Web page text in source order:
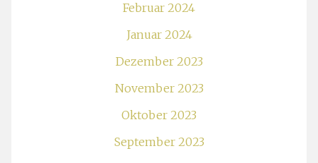
Februar 2024
Januar 2024
Dezember 2023
November 2023
Oktober 2023
September 2023